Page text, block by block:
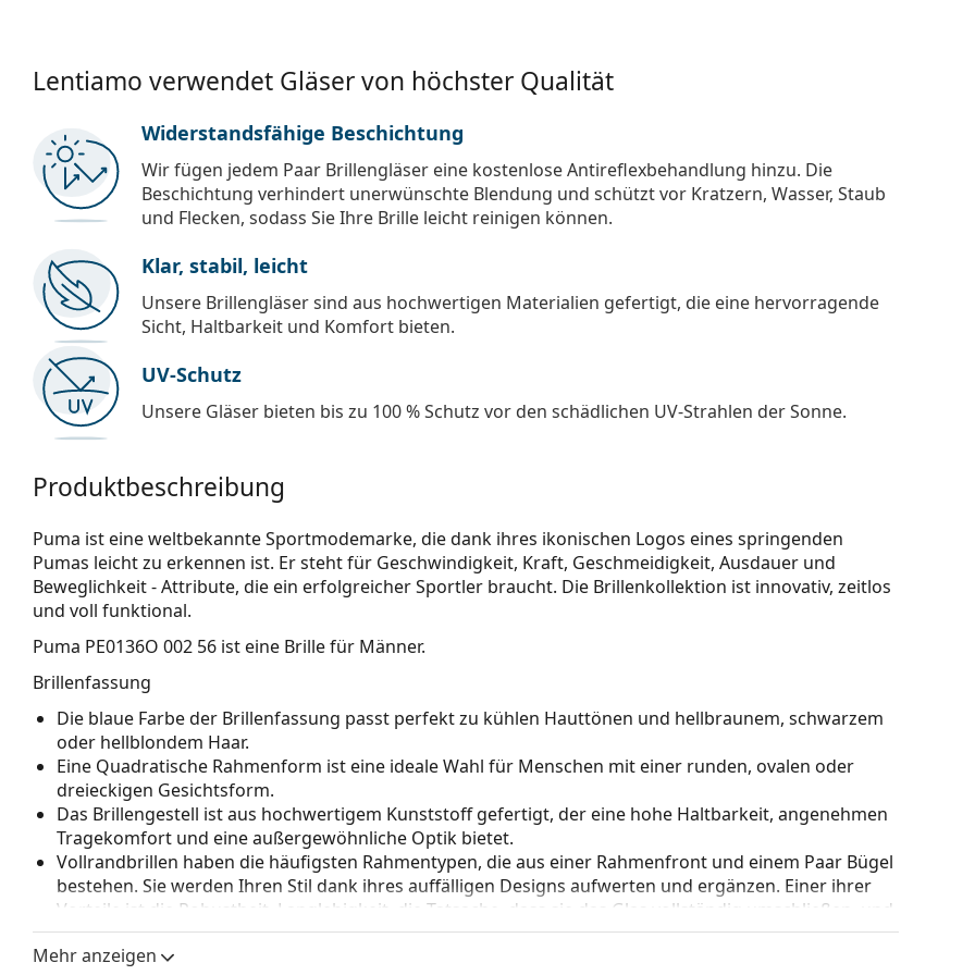
Lentiamo verwendet Gläser von höchster Qualität
Widerstandsfähige Beschichtung
Wir fügen jedem Paar Brillengläser eine kostenlose Antireflexbehandlung hinzu. Die
Beschichtung verhindert unerwünschte Blendung und schützt vor Kratzern, Wasser, Staub
und Flecken, sodass Sie Ihre Brille leicht reinigen können.
Klar, stabil, leicht
Unsere Brillengläser sind aus hochwertigen Materialien gefertigt, die eine hervorragende
Sicht, Haltbarkeit und Komfort bieten.
UV-Schutz
Unsere Gläser bieten bis zu 100 % Schutz vor den schädlichen UV-Strahlen der Sonne.
Produktbeschreibung
Puma ist eine weltbekannte Sportmodemarke, die dank ihres ikonischen Logos eines springenden
Pumas leicht zu erkennen ist. Er steht für Geschwindigkeit, Kraft, Geschmeidigkeit, Ausdauer und
Beweglichkeit - Attribute, die ein erfolgreicher Sportler braucht. Die Brillenkollektion ist innovativ, zeitlos
und voll funktional.
Puma PE0136O 002 56 ist eine Brille für Männer.
Brillenfassung
Die blaue Farbe der Brillenfassung passt perfekt zu kühlen Hauttönen und hellbraunem, schwarzem
oder hellblondem Haar.
Eine Quadratische Rahmenform ist eine ideale Wahl für Menschen mit einer runden, ovalen oder
dreieckigen Gesichtsform.
Das Brillengestell ist aus hochwertigem Kunststoff gefertigt, der eine hohe Haltbarkeit, angenehmen
Tragekomfort und eine außergewöhnliche Optik bietet.
Vollrandbrillen haben die häufigsten Rahmentypen, die aus einer Rahmenfront und einem Paar Bügel
bestehen. Sie werden Ihren Stil dank ihres auffälligen Designs aufwerten und ergänzen. Einer ihrer
Vorteile ist die Robustheit, Langlebigkeit, die Tatsache, dass sie das Glas vollständig umschließen, und
vor allem ihr Schutz vor Beschädigungen. Dieser Rahmentyp ist für alle Gläser geeignet, auch für
Gläser mit höherer optischer Leistung.
Mehr anzeigen